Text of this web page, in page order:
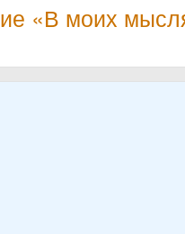
«В моих